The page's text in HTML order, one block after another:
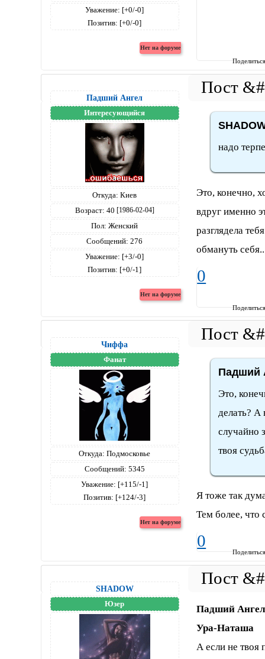
Уважение: [+0/-0]
Позитив: [+0/-0]
Падший Ангел
Интересующийся
Откуда: Киев
Возраст: 40 [1986-02-04]
Пол: Женский
Сообщений: 276
Уважение: [+3/-0]
Позитив: [+0/-1]
надо
Это, конечно,
вдруг именно
разглядела
обмануть
0
Чиффа
Фанат
Откуда: Подмосковье
Сообщений: 5345
Уважение: [+115/-1]
Позитив: [+124/-3]
Падший
Это,
делать? А
случайно
твоя
Я тоже так
Тем более, что
0
SНАDОW
Юзер
Падший
Ура-Наташа
А если не